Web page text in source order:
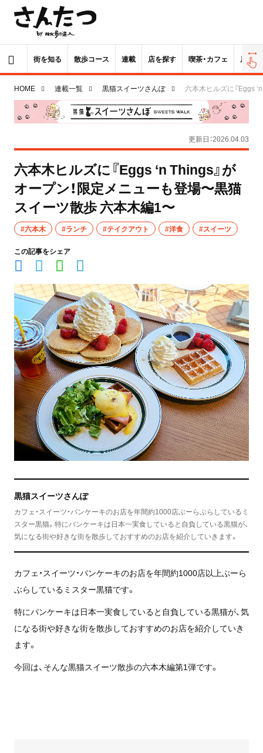
街を知る 散歩コース 連載 店を探す 喫茶・カフェ 居酒屋
HOME 連載一覧 黒猫スイーツさんぽ 六本木ヒルズに『Eggs
更新日：2026.04.03
六本木ヒルズに『Eggs ‘n Things』が
オープン！限定メニューも登場〜黒猫
スイーツ散歩 六本木編1〜
#六本木 #ランチ #テイクアウト #洋食 #スイーツ
この記事をシェア
黒猫スイーツさんぽ
カフェ・スイーツ・パンケーキのお店を年間約1000店ぶーらぶらしているミ
スター黒猫。特にパンケーキは日本一実食していると自負している黒猫が、
気になる街や好きな街を散歩しておすすめのお店を紹介していきます。
カフェ・スイーツ・パンケーキのお店を年間約1000店以上ぶーら
ぶらしているミスター黒猫です。
特にパンケーキは日本一実食していると自負している黒猫が、気
になる街や好きな街を散歩しておすすめのお店を紹介していき
ます。
今回は、そんな黒猫スイーツ散歩の六本木編第1弾です。